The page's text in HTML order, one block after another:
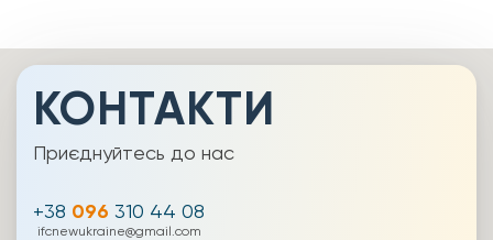
КОНТАКТИ
Приєднуйтесь до нас
+38 096 310 44 08
ifcnewukraine@gmail.com